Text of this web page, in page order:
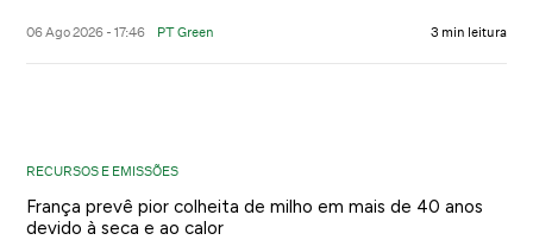
06 Ago 2026 - 17:46 PT Green 3 min leitura
RECURSOS E EMISSÕES
França prevê pior colheita de milho em mais de 40 anos
devido à seca e ao calor